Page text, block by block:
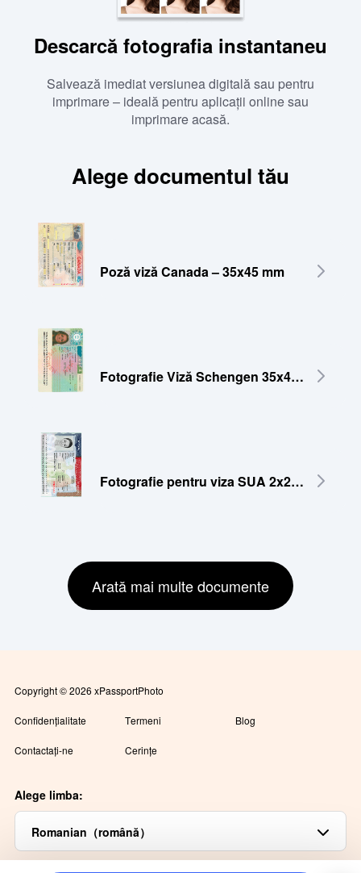
Descarcă fotografia instantaneu
Salvează imediat versiunea digitală sau pentru
imprimare – ideală pentru aplicații online sau
imprimare acasă.
Alege documentul tău
Poză viză Canada – 35x45 mm
Fotografie Viză Schengen 35x45 mm
Fotografie pentru viza SUA 2x2 inch (51x51 mm)
Arată mai multe documente
Copyright © 2026 xPassportPhoto
Confidențialitate Termeni Blog
Contactați-ne Cerințe
Alege limba:
Romanian（română）